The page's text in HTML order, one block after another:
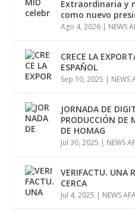
Extraordinaria y
como nuevo
Ago 4, 2026 | NEWS
CRECE LA
ESPAÑOL
Sep 10, 2025 | NEWS
JORNADA DE
PRODUCCIÓN DE
DE HOMAG
Jul 30, 2025 | NEWS
VERIFACTU. UNA
CERCA
Jul 4, 2025 | NEWS